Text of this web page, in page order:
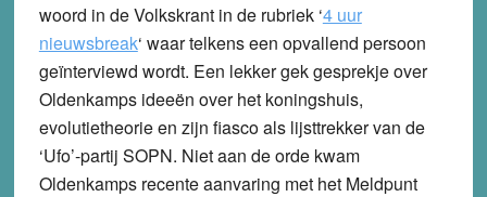
woord in de Volkskrant in de rubriek ‘4 uur
nieuwsbreak‘ waar telkens een opvallend persoon
geïnterviewd wordt. Een lekker gek gesprekje over
Oldenkamps ideeën over het koningshuis,
evolutietheorie en zijn fiasco als lijsttrekker van de
‘Ufo’-partij SOPN. Niet aan de orde kwam
Oldenkamps recente aanvaring met het Meldpunt